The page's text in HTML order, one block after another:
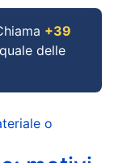
+39
delle
o